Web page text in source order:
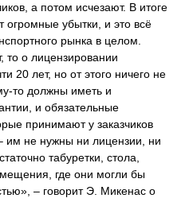
а потом исчезают. В итоге
огромные убытки, и это всё
рынка в целом.
то о лицензировании
20 лет, но от этого ничего не
то должны иметь и
и обязательные
принимают у заказчиков
им не нужны ни лицензии, ни
табуретки, стола,
где они могли бы
– говорит Э. Микенас о